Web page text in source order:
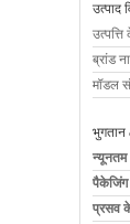
उत्पाद
ब्रांड
मॉडल
भुगतान
न्यूनतम
पैकेजिंग
प्रसव